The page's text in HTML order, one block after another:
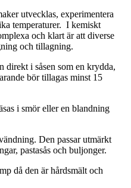
utvecklas, experimentera
temperaturer. I kemiskt
och klart är att diverse
och tillagning.
direkt i såsen som en krydda,
bör tillagas minst 15
i smör eller en blandning
Den passar utmärkt
pastasås och buljonger.
då den är hårdsmält och